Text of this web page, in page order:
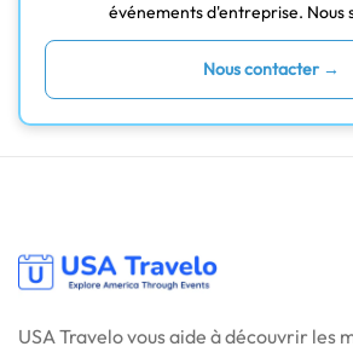
événements d'entreprise. Nous
Nous contacter →
USA Travelo vous aide à découvrir les